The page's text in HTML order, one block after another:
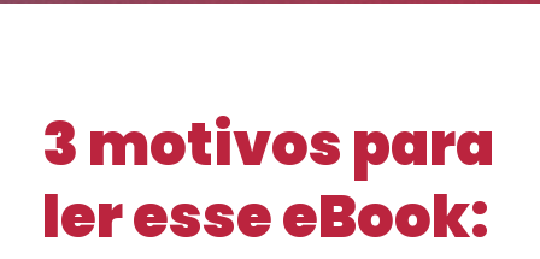
3 motivos para
ler esse eBook: